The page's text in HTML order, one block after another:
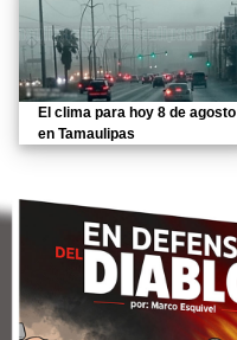
El clima para hoy 8 de agosto
en Tamaulipas